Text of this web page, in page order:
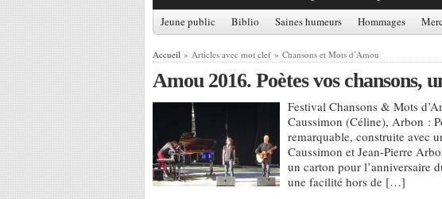
Jeune public Biblio Saines humeurs Hommages
Accueil » Articles avec mot clef » Chansons et Mots d’Amou
Amou 2016. Poètes vos chansons,
Festival Chansons & Mots
Caussimon (Céline), Arbon :
remarquable, construite avec
Caussimon et Jean-Pierre
un carton pour l’anniversaire
une facilité hors de […]